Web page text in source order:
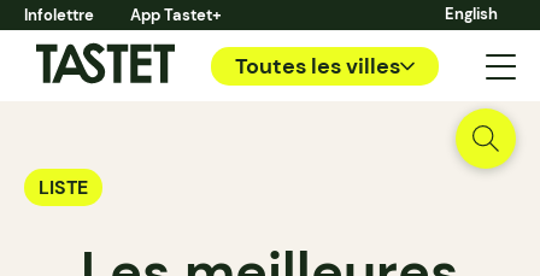
Infolettre App Tastet+ English
Toutes les villes
LISTE